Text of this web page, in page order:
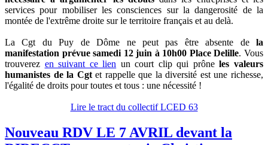
services pour mobiliser les consciences sur la dangerosité de la
montée de l'extrême droite sur le territoire français et au delà.
La Cgt du Puy de Dôme ne peut pas être absente de la
manifestation prévue samedi 12 juin à 10h00 Place Delille. Vous
trouverez en suivant ce lien un court clip qui prôneles valeurs
humanistes de la Cgtet rappelle que la diversité est une richesse,
l'égalité de droits pour toutes et tous : une nécessité !
Lire le tract du collectif LCED 63
Nouveau RDV LE 7 AVRIL devant la